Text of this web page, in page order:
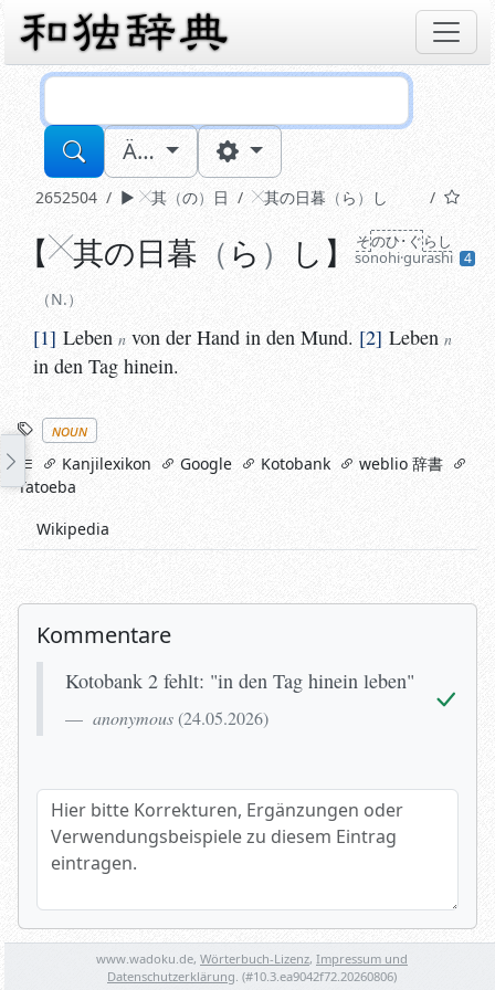
Ä…
2652504 其 の 日 其の日暮 ら し
N.
【 其の日暮 ら し 】 そのひ･ぐ らし
sonohi·gurashi 4
N.
1 Leben n von der Hand in den Mund. 2 Leben n
in den Tag hinein.
Stichworte
noun
linksKanjilexikon Google Kotobank
weblio 辞書
Tatoeba
Wikipedia
Kommentare
Kotobank 2 fehlt: "in den Tag hinein leben"
anonymous (24.05.2026)
Hier bitte Korrekturen, Ergänzungen oder
Name (optional)
www.wadoku.de, Wörterbuch-Lizenz, Impressum und
Datenschutzerklärung. (#10.3.ea9042f72.20260806)